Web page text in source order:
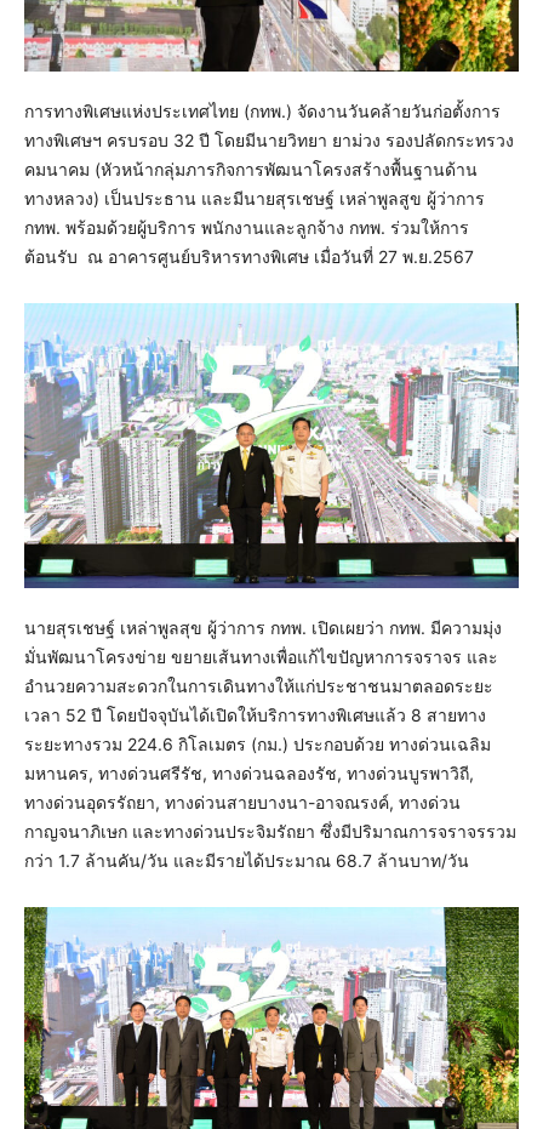
การทางพิเศษแห่งประเทศไทย (กทพ.) จัดงานวันคล้ายวันก่อตั้งการ
ทางพิเศษฯ ครบรอบ 32 ปี โดยมีนายวิทยา ยาม่วง รองปลัดกระทรวง
คมนาคม (หัวหน้ากลุ่มภารกิจการพัฒนาโครงสร้างพื้นฐานด้าน
ทางหลวง) เป็นประธาน และมีนายสุรเชษฐ์ เหล่าพูลสูข ผู้ว่าการ
กทพ. พร้อมด้วยผู้บริการ พนักงานและลูกจ้าง กทพ. ร่วมให้การ
ต้อนรับ ณ อาคารศูนย์บริหารทางพิเศษ เมื่อวันที่ 27 พ.ย.2567
นายสุรเชษฐ์ เหล่าพูลสุข ผู้ว่าการ กทพ. เปิดเผยว่า กทพ. มีความมุ่ง
มั่นพัฒนาโครงข่าย ขยายเส้นทางเพื่อแก้ไขปัญหาการจราจร และ
อำนวยความสะดวกในการเดินทางให้แก่ประชาชนมาตลอดระยะ
เวลา 52 ปี โดยปัจจุบันได้เปิดให้บริการทางพิเศษแล้ว 8 สายทาง
ระยะทางรวม 224.6 กิโลเมตร (กม.) ประกอบด้วย ทางด่วนเฉลิม
มหานคร, ทางด่วนศรีรัช, ทางด่วนฉลองรัช, ทางด่วนบูรพาวิถี,
ทางด่วนอุดรรัถยา, ทางด่วนสายบางนา-อาจณรงค์, ทางด่วน
กาญจนาภิเษก และทางด่วนประจิมรัถยา ซึ่งมีปริมาณการจราจรรวม
กว่า 1.7 ล้านคัน/วัน และมีรายได้ประมาณ 68.7 ล้านบาท/วัน